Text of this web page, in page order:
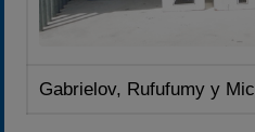
Gabrielov, Rufufumy y